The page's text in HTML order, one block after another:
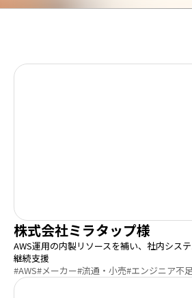
株式会社ミラタップ様
AWS運用の内製リソースを補い、社内シス
継続支援
#AWS#メーカー#流通・小売#エンジニア不足